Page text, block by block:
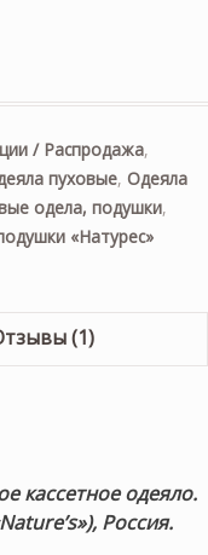
200х220см.
/ Распродажа,
пуховые, Одеяла
одела, подушки,
«Натурес»
(1)
кассетное одеяло.
Россия.